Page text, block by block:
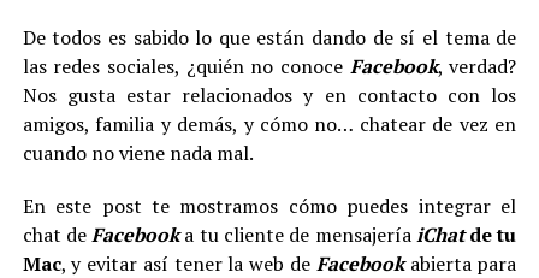
De todos es sabido lo que están dando de sí el tema de
las redes sociales, ¿quién no conoce Facebook, verdad?
Nos gusta estar relacionados y en contacto con los
amigos, familia y demás, y cómo no… chatear de vez en
cuando no viene nada mal.
En este post te mostramos cómo puedes integrar el
chat deFacebook a tu cliente de mensajeríaiChatde tu
Mac, y evitar así tener la web de Facebook abierta para